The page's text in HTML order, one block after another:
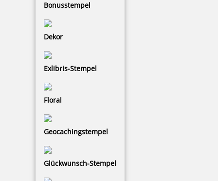
Bonusstempel
Dekor
Exlibris-Stempel
Floral
Geocachingstempel
Glückwunsch-Stempel
Sicherheitsschloss für Modell 880 Textplatte
72,73 €